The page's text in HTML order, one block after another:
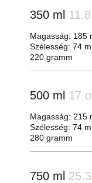
350 ml
Magasság: 185
Szélesség: 74
220 gramm
500 ml 17
Magasság: 215
Szélesség: 74
280 gramm
750 ml